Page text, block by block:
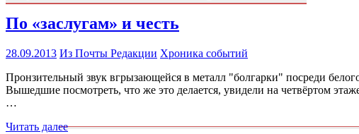
По «заслугам» и честь
28.09.2013 Из Почты Редакции Хроника событий
Пронзительный звук вгрызающейся в металл "болгарки" посреди
Вышедшие посмотреть, что же это делается, увидели на четвёртом
…
Читать далее